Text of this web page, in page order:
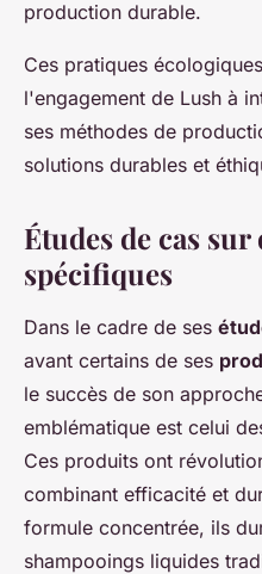
production durable.
Ces pratiques
l'engagement de Lush à
ses méthodes de
solutions durables et
Études de cas
spécifiques
Dans le cadre de ses
avant certains de ses
le succès de son
emblématique est celui
Ces produits ont
combinant efficacité et
formule concentrée, ils
shampooings liquides